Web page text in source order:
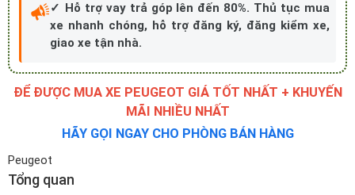
✓ Hỗ trợ vay trả góp lên đến 80%. Thủ tục mua
xe nhanh chóng, hỗ trợ đăng ký, đăng kiểm xe,
giao xe tận nhà.
ĐỂ ĐƯỢC MUA XE PEUGEOT GIÁ TỐT NHẤT + KHUYẾN
MÃI NHIỀU NHẤT
HÃY GỌI NGAY CHO PHÒNG BÁN HÀNG
Peugeot
Tổng quan